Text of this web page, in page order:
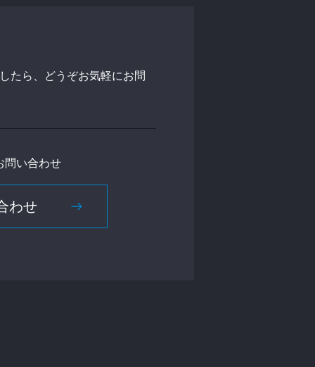
たら、どうぞお気軽にお問
問い合わせ
わせ